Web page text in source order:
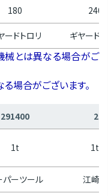
180 240
ードトロリ ギヤード
械とは異なる場合がご
場合がございます。
291400
1t 1t/
パーツール 江崎